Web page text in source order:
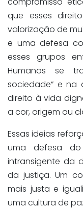
que esses
valorização de
e uma defesa
esses grupos
Humanos se
sociedade” e
direito à vida
a cor, origem ou
Essas ideias
uma defesa
intransigente da
da justiça. Um
mais justa e
uma cultura de